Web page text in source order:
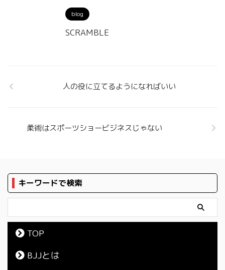
blog
SCRAMBLE
人の役に立てるようになればいい
柔術はスポーツショービジネスじゃない
キーワードで検索
TOP
BJJとは